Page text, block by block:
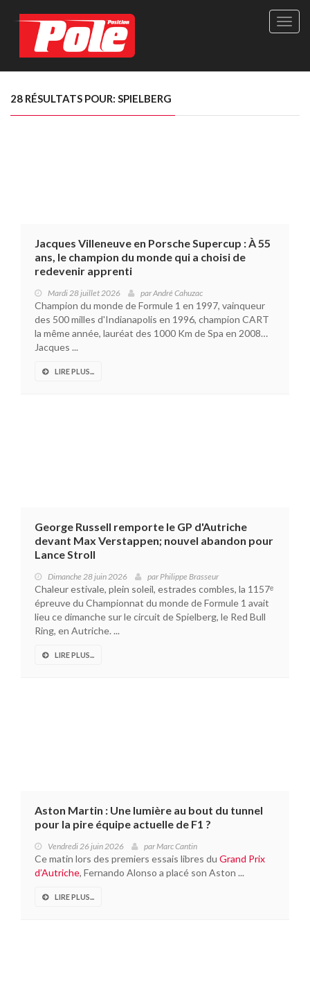
Site
Le
28 RÉSULTATS POUR: SPIELBERG
Jacques Villeneuve en Porsche Supercup : À 55
ans, le champion du monde qui a choisi de
redevenir apprenti
Mardi 28 juillet 2026 parAndré Cahuzac
Champion du monde de Formule 1 en 1997, vainqueur
des 500 milles d'Indianapolis en 1996, champion CART
la même année, lauréat des 1000 Km de Spa en 2008…
Jacques ...
LIRE PLUS...
George Russell remporte le GP d'Autriche
devant Max Verstappen; nouvel abandon pour
Lance Stroll
Dimanche 28 juin 2026 parPhilippe Brasseur
Chaleur estivale, plein soleil, estrades combles, la 1157ᵉ
épreuve du Championnat du monde de Formule 1 avait
lieu ce dimanche sur le circuit de Spielberg, le Red Bull
Ring, en Autriche. ...
LIRE PLUS...
Aston Martin : Une lumière au bout du tunnel
pour la pire équipe actuelle de F1 ?
Vendredi 26 juin 2026 parMarc Cantin
Ce matin lors des premiers essais libres du Grand Prix
d’Autriche, Fernando Alonso a placé son Aston ...
LIRE PLUS...